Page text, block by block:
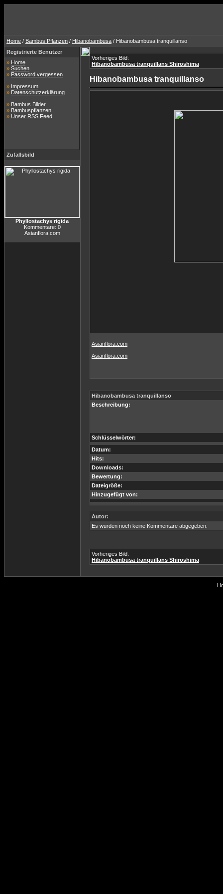
Home / Bambus Pflanzen / Hibanobambusa / Hibanobambusa tranquillanso
Registrierte Benutzer
» Home
» Suchen
» Password vergessen
» Impressum
» Datenschutzerklärung
» Bambus Bilder
» Bambuspflanzen
» Unser RSS Feed
Zufallsbild
Phyllostachys rigida
Kommentare: 0
Asianflora.com
Vorheriges Bild:
Hibanobambusa tranquillans Shiroshima
Hibanobambusa tranquillanso
Asianflora.com
Asianflora.com
Hibanobambusa tranquillanso
Beschreibung:
Schlüsselwörter:
Datum:
Hits:
Downloads:
Bewertung:
Dateigröße:
Hinzugefügt von:
Autor:
Es wurden noch keine Kommentare abgegeben.
Vorheriges Bild:
Hibanobambusa tranquillans Shiroshima